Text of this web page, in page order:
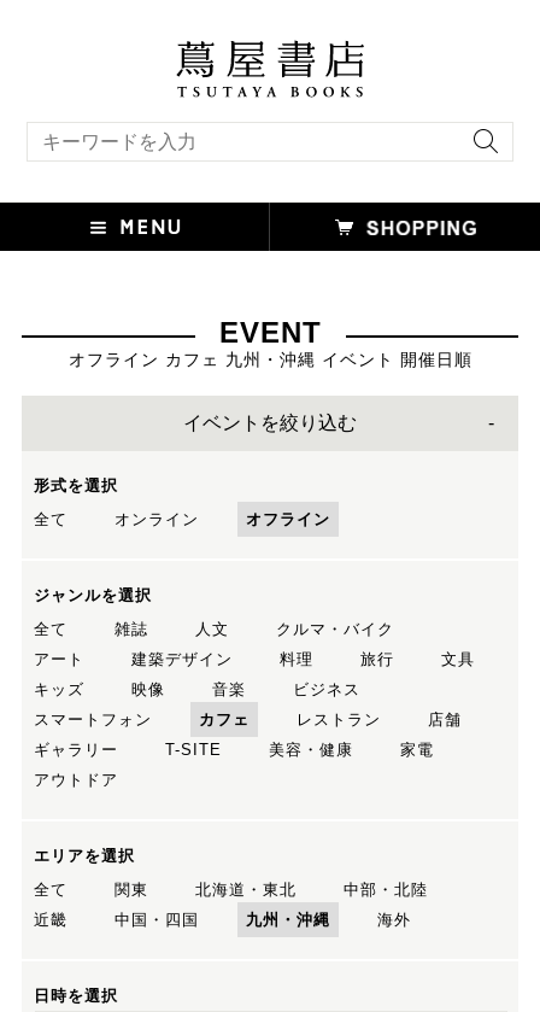
EVENT
オフライン カフェ 九州・沖縄 イベント 開催日順
イベントを絞り込む
形式を選択
全て
オンライン オフライン
ジャンルを選択
全て
雑誌 人文
クルマ・バイク
アート
建築デザイン 料理 旅行
文具
キッズ
映像 音楽
ビジネス
スマートフォン
カフェ レストラン
店舗
ギャラリー
T-SITE 美容・健康
家電
アウトドア
エリアを選択
全て
関東 北海道・東北
中部・北陸
近畿
中国・四国 九州・沖縄 海外
日時を選択